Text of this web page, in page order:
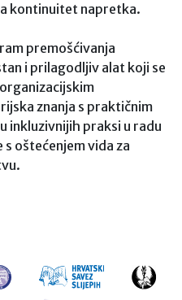
kontinuitet napretka.
premošćivanja
i prilagodljiv alat koji se
znanja s praktičnim
inkluzivnijih praksi u radu
s oštećenjem vida za